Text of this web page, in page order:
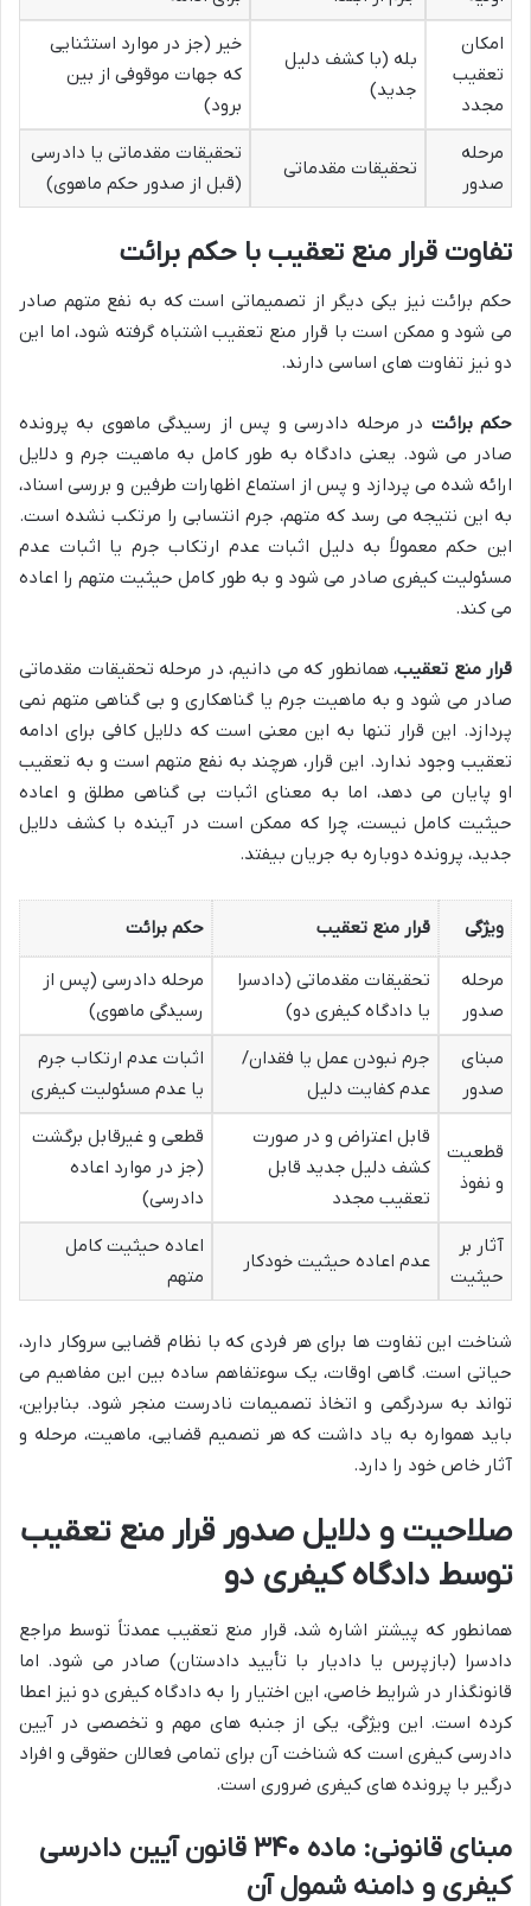
امکان
تعقیب
مجدد
بله (با کشف دلیل
جدید)
خیر (جز در موارد استثنایی
که جهات موقوفی از بین
برود)
مرحله
صدور
تحقیقات مقدماتی
تحقیقات مقدماتی یا دادرسی
(قبل از صدور حکم ماهوی)
تفاوت قرار منع تعقیب با حکم برائت
حکم برائت نیز یکی دیگر از تصمیماتی است که به نفع متهم صادر
می شود و ممکن است با قرار منع تعقیب اشتباه گرفته شود، اما این
دو نیز تفاوت های اساسی دارند.
حکم برائت در مرحله دادرسی و پس از رسیدگی ماهوی به پرونده
صادر می شود. یعنی دادگاه به طور کامل به ماهیت جرم و دلایل
ارائه شده می پردازد و پس از استماع اظهارات طرفین و بررسی اسناد،
به این نتیجه می رسد که متهم، جرم انتسابی را مرتکب نشده است.
این حکم معمولاً به دلیل اثبات عدم ارتکاب جرم یا اثبات عدم
مسئولیت کیفری صادر می شود و به طور کامل حیثیت متهم را اعاده
می کند.
قرار منع تعقیب، همانطور که می دانیم، در مرحله تحقیقات مقدماتی
صادر می شود و به ماهیت جرم یا گناهکاری و بی گناهی متهم نمی
پردازد. این قرار تنها به این معنی است که دلایل کافی برای ادامه
تعقیب وجود ندارد. این قرار، هرچند به نفع متهم است و به تعقیب
او پایان می دهد، اما به معنای اثبات بی گناهی مطلق و اعاده
حیثیت کامل نیست، چرا که ممکن است در آینده با کشف دلایل
جدید، پرونده دوباره به جریان بیفتد.
ویژگی قرار منع تعقیب حکم برائت
مرحله
صدور
تحقیقات مقدماتی (دادسرا
یا دادگاه کیفری دو)
مرحله دادرسی (پس از
رسیدگی ماهوی)
مبنای
صدور
جرم نبودن عمل یا فقدان/
عدم کفایت دلیل
اثبات عدم ارتکاب جرم
یا عدم مسئولیت کیفری
قطعیت
و نفوذ
قابل اعتراض و در صورت
کشف دلیل جدید قابل
تعقیب مجدد
قطعی و غیرقابل برگشت
(جز در موارد اعاده
دادرسی)
آثار بر
حیثیت
عدم اعاده حیثیت خودکار
اعاده حیثیت کامل
متهم
شناخت این تفاوت ها برای هر فردی که با نظام قضایی سروکار دارد،
حیاتی است. گاهی اوقات، یک سوءتفاهم ساده بین این مفاهیم می
تواند به سردرگمی و اتخاذ تصمیمات نادرست منجر شود. بنابراین،
باید همواره به یاد داشت که هر تصمیم قضایی، ماهیت، مرحله و
آثار خاص خود را دارد.
صلاحیت و دلایل صدور قرار منع تعقیب
توسط دادگاه کیفری دو
همانطور که پیشتر اشاره شد، قرار منع تعقیب عمدتاً توسط مراجع
دادسرا (بازپرس یا دادیار با تأیید دادستان) صادر می شود. اما
قانونگذار در شرایط خاصی، این اختیار را به دادگاه کیفری دو نیز اعطا
کرده است. این ویژگی، یکی از جنبه های مهم و تخصصی در آیین
دادرسی کیفری است که شناخت آن برای تمامی فعالان حقوقی و افراد
درگیر با پرونده های کیفری ضروری است.
مبنای قانونی: ماده ۳۴۰ قانون آیین دادرسی
کیفری و دامنه شمول آن